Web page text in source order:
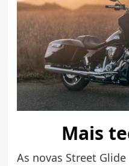
Mais
As novas Street